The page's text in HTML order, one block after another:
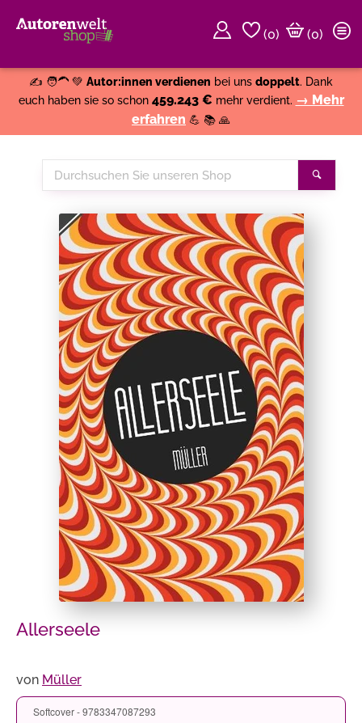
(0)
(0)
✍️ 🧑‍🦱 💚 Autor:innen verdienen bei uns doppelt. Dank
euch haben sie so schon 459.243 € mehr verdient. → Mehr
erfahren 💪 📚 🙏
Durchsuchen
Sie
Shop
Allerseele
von Müller
Softcover - 9783347087293